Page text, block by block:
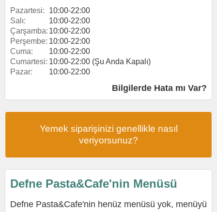
Pazartesi:
10:00-22:00
Salı:
10:00-22:00
Çarşamba: 10:00-22:00
Perşembe: 10:00-22:00
Cuma:
10:00-22:00
Cumartesi: 10:00-22:00 (Şu Anda Kapalı)
Pazar:
10:00-22:00
Bilgilerde Hata mı Var?
Yemek siparişinizi genellikle nasıl
veriyorsunuz?
Defne Pasta&Cafe'nin Menüsü
Defne Pasta&Cafe'nin henüz menüsü yok, menüyü